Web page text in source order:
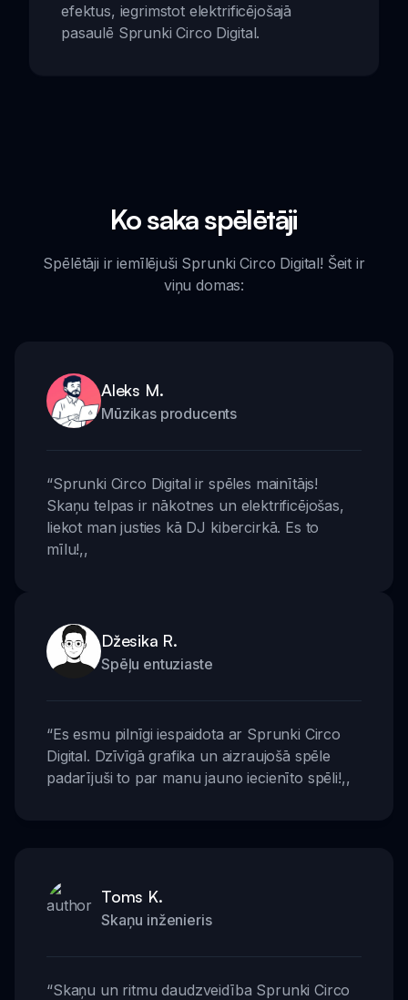
efektus, iegrimstot elektrificējošajā
pasaulē Sprunki Circo Digital.
Ko saka spēlētāji
Spēlētāji ir iemīlējuši Sprunki Circo Digital! Šeit ir
viņu domas:
Aleks M.
Mūzikas producents
“Sprunki Circo Digital ir spēles mainītājs!
Skaņu telpas ir nākotnes un elektrificējošas,
liekot man justies kā DJ kibercirkā. Es to
mīlu!,,
Džesika R.
Spēļu entuziaste
“Es esmu pilnīgi iespaidota ar Sprunki Circo
Digital. Dzīvīgā grafika un aizraujošā spēle
padarījuši to par manu jauno iecienīto spēli!,,
Toms K.
Skaņu inženieris
“Skaņu un ritmu daudzveidība Sprunki Circo